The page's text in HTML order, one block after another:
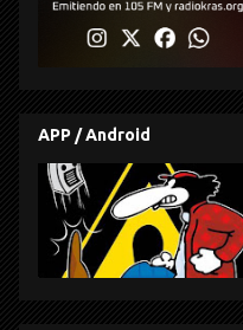
APP / Android